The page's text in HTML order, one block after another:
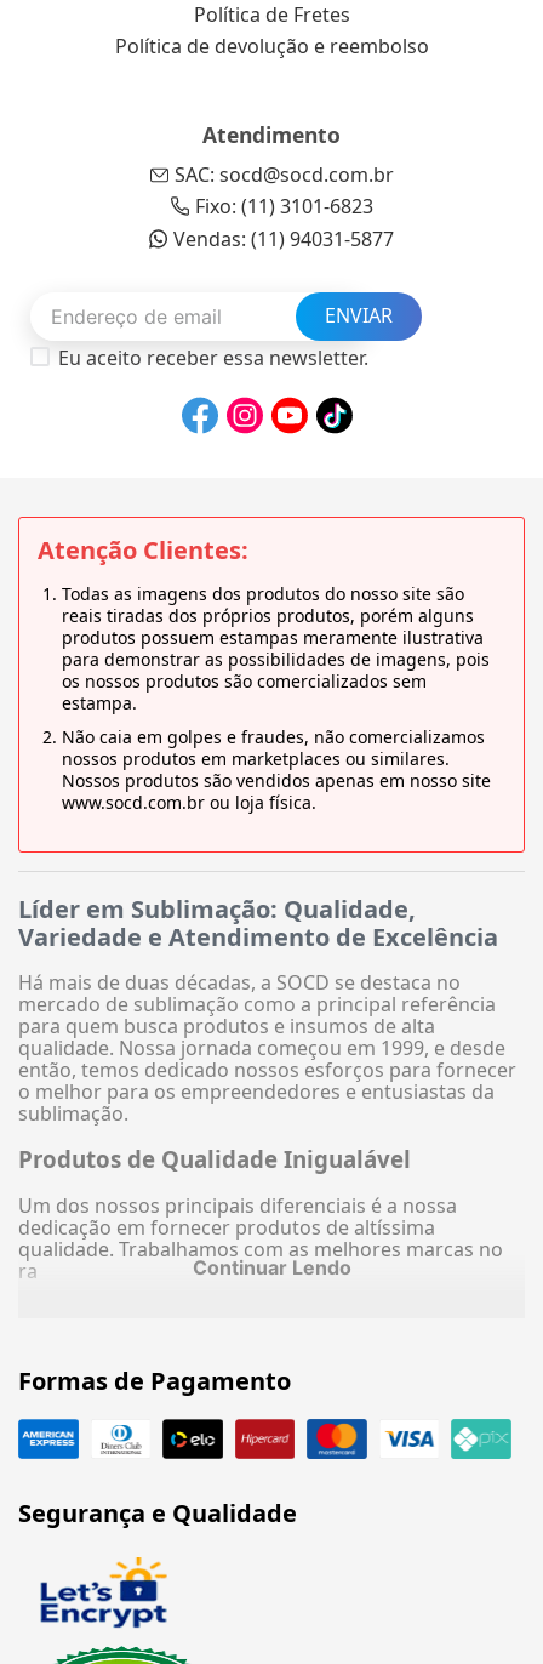
Política de Fretes
Política de devolução e reembolso
Atendimento
SAC: socd@socd.com.br
Fixo: (11) 3101-6823
Vendas: (11) 94031-5877
ENVIAR
Eu aceito receber essa newsletter.
Atenção Clientes:
Todas as imagens dos produtos do nosso site são
reais tiradas dos próprios produtos, porém alguns
produtos possuem estampas meramente ilustrativa
para demonstrar as possibilidades de imagens, pois
os nossos produtos são comercializados sem
estampa.
Não caia em golpes e fraudes, não comercializamos
nossos produtos em marketplaces ou similares.
Nossos produtos são vendidos apenas em nosso site
www.socd.com.br ou loja física.
Líder em Sublimação: Qualidade,
Variedade e Atendimento de Excelência
Há mais de duas décadas, a SOCD se destaca no
mercado de sublimação como a principal referência
para quem busca produtos e insumos de alta
qualidade. Nossa jornada começou em 1999, e desde
então, temos dedicado nossos esforços para fornecer
o melhor para os empreendedores e entusiastas da
sublimação.
Produtos de Qualidade Inigualável
Um dos nossos principais diferenciais é a nossa
dedicação em fornecer produtos de altíssima
qualidade. Trabalhamos com as melhores marcas no
ra
Continuar Lendo
Formas de Pagamento
Segurança e Qualidade